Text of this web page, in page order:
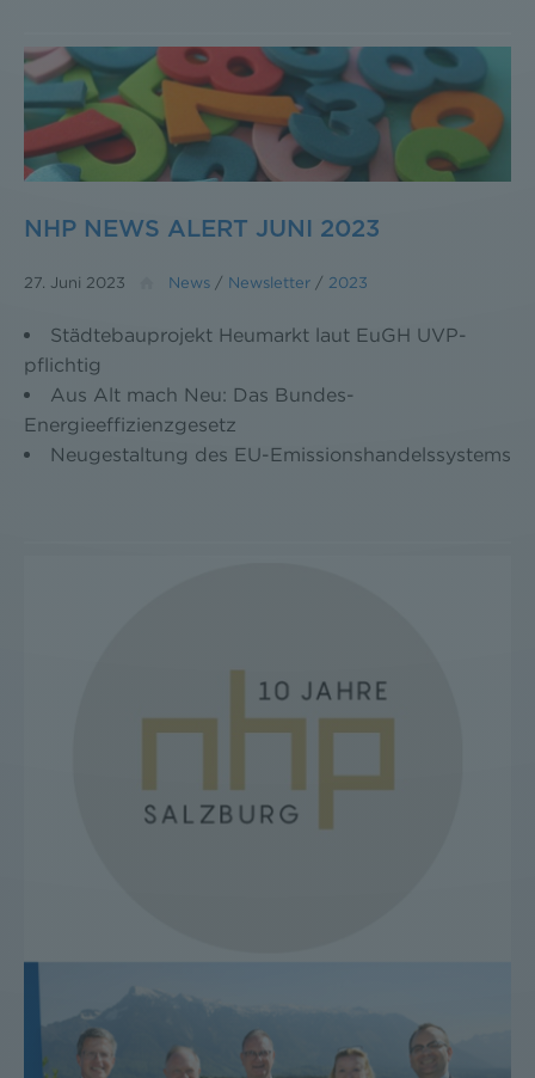
NHP NEWS ALERT JUNI 2023
27. Juni 2023 News / Newsletter / 2023
Städtebauprojekt Heumarkt laut EuGH UVP-
pflichtig
Aus Alt mach Neu: Das Bundes-
Energieeffizienzgesetz
Neugestaltung des EU-Emissionshandelssystems